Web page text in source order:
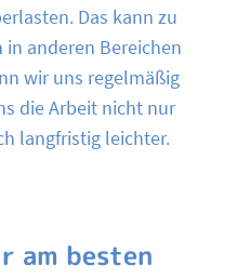
Das kann zu
anderen Bereichen
wir uns regelmäßig
die Arbeit nicht nur
langfristig leichter.
am besten